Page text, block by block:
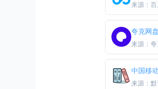
来源：
夸克网
来源：
中国移
来源：